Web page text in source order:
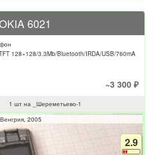
6021
128×128/3.3Mb/Bluetooth/IRDA/USB/760mA
~3 300 ₽
1 шт на _Шереметьево-1
Венгрия 2005
2.9